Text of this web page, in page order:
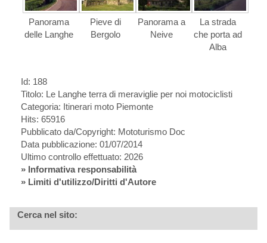
Panorama
delle Langhe
Pieve di
Bergolo
Panorama a
Neive
La strada
che porta ad
Alba
Id: 188
Titolo: Le Langhe terra di meraviglie per noi motociclisti
Categoria: Itinerari moto Piemonte
Hits: 65916
Pubblicato da/Copyright: Mototurismo Doc
Data pubblicazione: 01/07/2014
Ultimo controllo effettuato: 2026
» Informativa responsabilità
» Limiti d'utilizzo/Diritti d'Autore
Cerca nel sito: